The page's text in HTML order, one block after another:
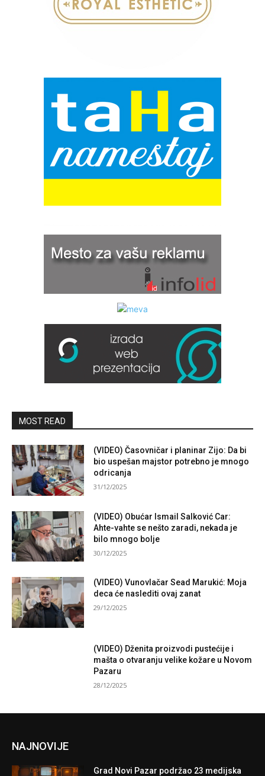
MOST READ
(VIDEO) Časovničar i planinar Zijo: Da bi
bio uspešan majstor potrebno je mnogo
odricanja
31/12/2025
(VIDEO) Obućar Ismail Salković Car:
Ahte-vahte se nešto zaradi, nekada je
bilo mnogo bolje
30/12/2025
(VIDEO) Vunovlačar Sead Marukić: Moja
deca će naslediti ovaj zanat
29/12/2025
(VIDEO) Dženita proizvodi pustećije i
mašta o otvaranju velike kožare u Novom
Pazaru
28/12/2025
NAJNOVIJE
Grad Novi Pazar podržao 23 medijska